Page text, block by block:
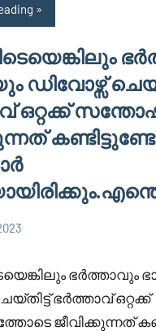
ഡിവോഴ്സ്
ഒറ്റക്ക്
ഭർത്താവും
ഭർത്താവ് ഒറ്റക്ക്
ജീവിക്കുന്നത്